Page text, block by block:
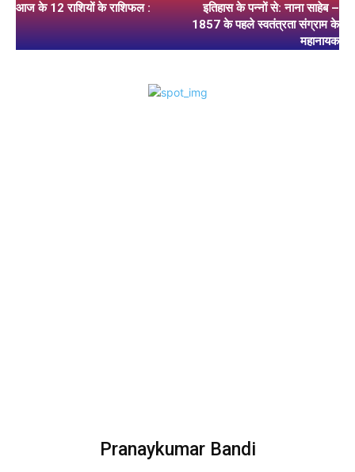
आज के 12 राशियों के राशिफल :
इतिहास के पन्नों से: नाना साहेब –
1857 के पहले स्वतंत्रता संग्राम के
महानायक
Pranaykumar Bandi